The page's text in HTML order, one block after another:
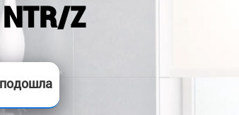
Z